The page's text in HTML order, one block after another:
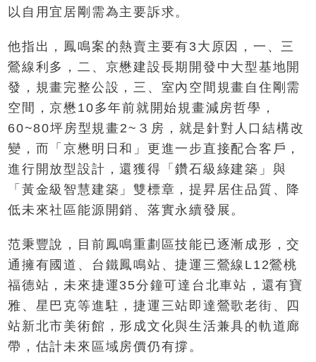
以自用宜居剛需為主要訴求。
他指出，鳳鳴案的熱賣主要有3大原因，一、三
鶯線利多，二、京懋建設長期開發中大型基地開
發，規畫完整公設，三、室內空間規畫自住剛需
空間，京懋10多年前就開始規畫減房哲學，
60~80坪房型規畫2~３房，就是針對人口結構改
變，而「京懋明日和」更進一步直接配合客戶，
進行開放型設計，還獲得「鑽石級綠建築」與
「黃金級智慧建築」雙標章，提昇居住品質、降
低未來社區能源開銷、落實永續發展。
范秉豐說，目前鳳鳴重劃區技能已逐漸成形，交
通擁有國道、台鐵鳳鳴站、捷運三鶯線L12鶯桃
福德站，未來捷運35分鐘可達台北車站，還有寶
雅、星巴克等進駐，捷運三站即達鶯歌老街、四
站新北市美術館，形成文化與生活兼具的軌道廊
帶，估計未來區域房價仍有撐。